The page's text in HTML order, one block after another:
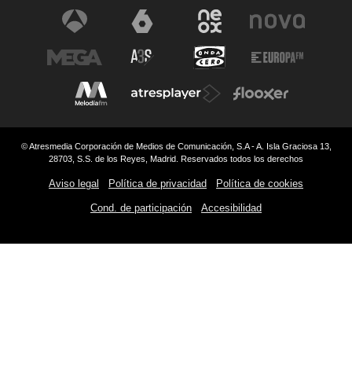
© Atresmedia Corporación de Medios de Comunicación, S.A - A. Isla Graciosa 13,
28703, S.S. de los Reyes, Madrid. Reservados todos los derechos
Aviso legal Política de privacidad Política de cookies
Cond. de participación Accesibilidad